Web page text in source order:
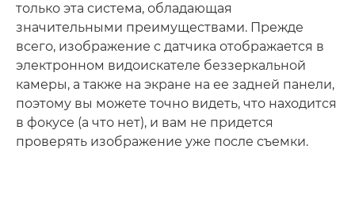
только эта система, обладающая
значительными преимуществами. Прежде
всего, изображение с датчика отображается в
электронном видоискателе беззеркальной
камеры, а также на экране на ее задней панели,
поэтому вы можете точно видеть, что находится
в фокусе (а что нет), и вам не придется
проверять изображение уже после съемки.